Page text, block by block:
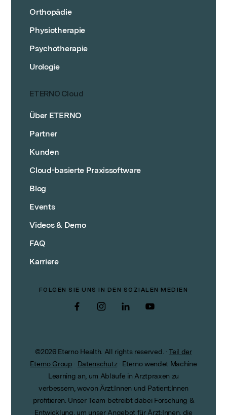
Orthopädie
Physiotherapie
Psychotherapie
Urologie
ETERNO Cloud
Über ETERNO
Partner
Kunden
Cloud-basierte Praxissoftware
Blog
Events
Videos & Demo
FAQ
Karriere
FOLGEN SIE UNS IN DEN SOZIALEN MEDIEN
FacebookInstagramLinkedInYouTube
©2026Eterno Health. All rights reserved.·Teil der
Eterno Group · Datenschutz· Eterno wendet Machine
Learning an, um Abläufe in Arztpraxen zu
verbessern, wovon Ärzt:Innen und Patient:Innen
profitieren. Unser Team betreibt dabei Forschung &
Entwicklung, um unser Angebot für Ärzt:Innen, die